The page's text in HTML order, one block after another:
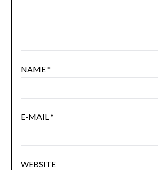
NAME*
E-MAIL*
WEBSITE